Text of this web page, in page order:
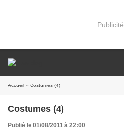
Publicité
Accueil » Costumes (4)
Costumes (4)
Publié le 01/08/2011 à 22:00